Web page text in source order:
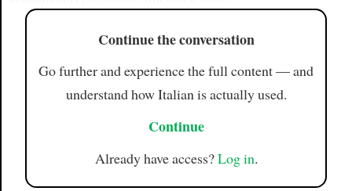
Continue the conversation
Go further and experience the full content — and
understand how Italian is actually used.
Continue
Already have access?Log in.